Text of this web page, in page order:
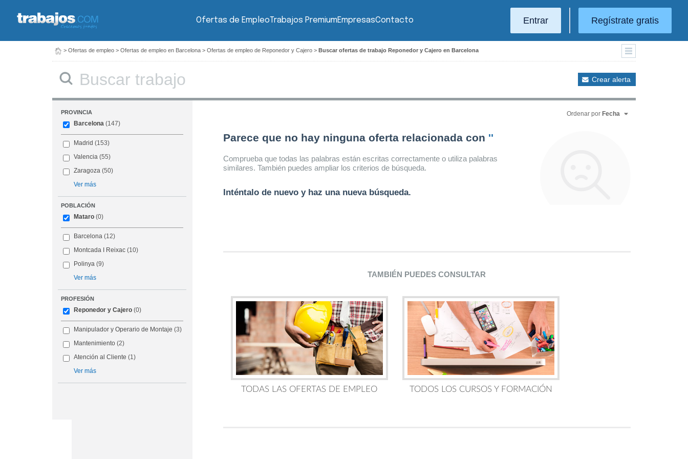
Ofertas de EmpleoTrabajos PremiumEmpresasContacto Entrar Regístrate gratis
> Ofertas de empleo > Ofertas de empleo en Barcelona > Ofertas de empleo de Reponedor y Cajero > Buscar ofertas de trabajo Reponedor y Cajero en Barcelona
Crear alerta
PROVINCIA
Barcelona (147)
Madrid (153)
Valencia (55)
Zaragoza (50)
Ver más
POBLACIÓN
Mataro (0)
Barcelona (12)
Montcada I Reixac (10)
Polinya (9)
Ver más
PROFESIÓN
Reponedor y Cajero (0)
Manipulador y Operario de Montaje (3)
Mantenimiento (2)
Atención al Cliente (1)
Ver más
Ordenar por Fecha
Parece que no hay ninguna oferta relacionada con ''
Comprueba que todas las palabras están escritas correctamente o utiliza palabras
similares. También puedes ampliar los criterios de búsqueda.
Inténtalo de nuevo y haz una nueva búsqueda.
TAMBIÉN PUEDES CONSULTAR
TODAS LAS OFERTAS DE EMPLEO TODOS LOS CURSOS Y FORMACIÓN